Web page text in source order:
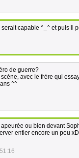
capable ^_^ et puis il
de guerre?
avec le frère qui
^^
ou bien devant
entier encore un peu xD